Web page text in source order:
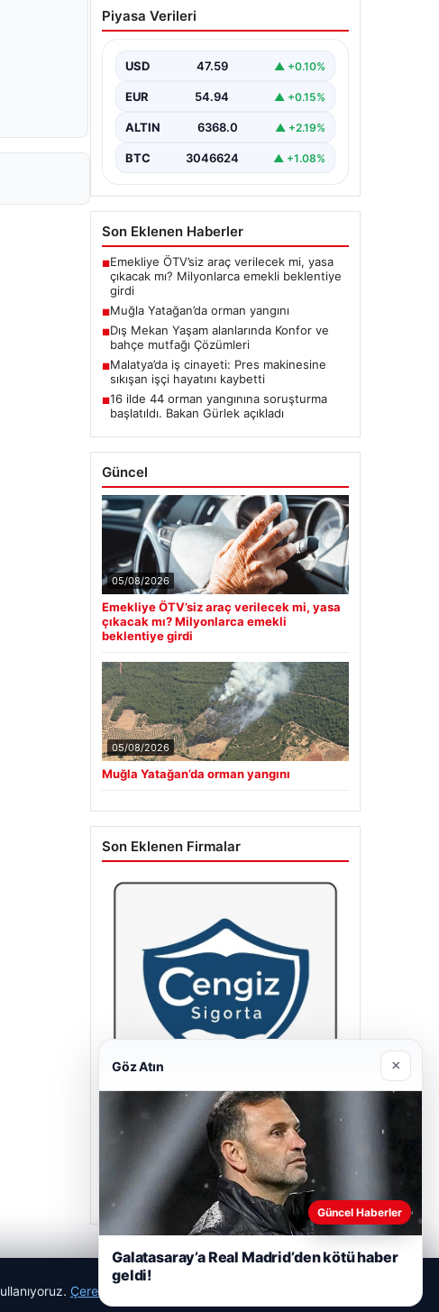
yangını
Piyasa Verileri
USD 47.59 ▲ +0.10%
EUR 54.94 ▲ +0.15%
ALTIN 6368.0 ▲ +2.19%
BTC 3046624 ▲ +1.08%
Son Eklenen Haberler
■Emekliye ÖTV’siz araç verilecek mi, yasa
çıkacak mı? Milyonlarca emekli beklentiye
girdi
■Muğla Yatağan’da orman yangını
■Dış Mekan Yaşam alanlarında Konfor ve
bahçe mutfağı Çözümleri
■Malatya’da iş cinayeti: Pres makinesine
sıkışan işçi hayatını kaybetti
■16 ilde 44 orman yangınına soruşturma
başlatıldı. Bakan Gürlek açıkladı
Güncel
05/08/2026
Emekliye ÖTV’siz araç verilecek mi, yasa
çıkacak mı? Milyonlarca emekli
beklentiye girdi
05/08/2026
Muğla Yatağan’da orman yangını
Son Eklenen Firmalar
Cengiz Sigorta
Çerez Politikamız
Göz Atın ×
Güncel Haberler
Galatasaray’a Real Madrid’den kötü haber
geldi!